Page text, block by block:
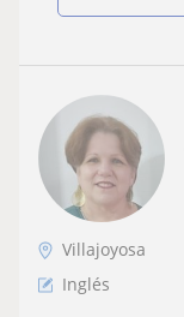
Villajoyosa
Inglés